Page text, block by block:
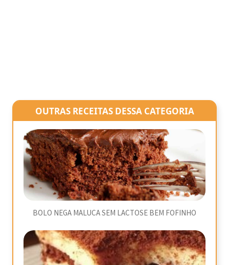
OUTRAS RECEITAS DESSA CATEGORIA
BOLO NEGA MALUCA SEM LACTOSE BEM FOFINHO